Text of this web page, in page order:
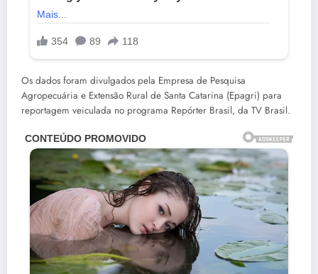
Os dados foram divulgados pela Empresa de Pesquisa
Agropecuária e Extensão Rural de Santa Catarina (Epagri) para
reportagem veiculada no programa Repórter Brasil, da TV Brasil.